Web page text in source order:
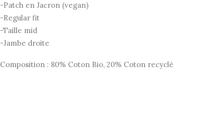
-Patch en Jacron (vegan)
-Regular fit
-Taille mid
-Jambe droite
Composition : 80% Coton Bio, 20% Coton recyclé